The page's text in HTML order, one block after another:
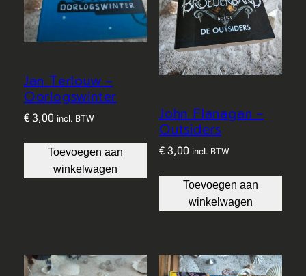
Jan Terlouw –
Oorlogswinter
€3,00 incl. BTW
Toevoegen aan
winkelwagen
John Flanagan –
Outsiders
€ 3,00 incl. BTW
Toevoegen aan
winkelwagen